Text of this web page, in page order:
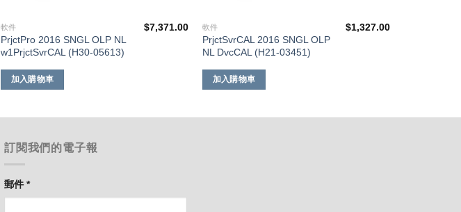
軟件
PrjctPro 2016 SNGL OLP NL
w1PrjctSvrCAL (H30-05613)
$7,371.00
加入購物車
軟件
PrjctSvrCAL 2016 SNGL OLP
NL DvcCAL (H21-03451)
$1,327.00
加入購物車
訂閱我們的電子報
郵件*